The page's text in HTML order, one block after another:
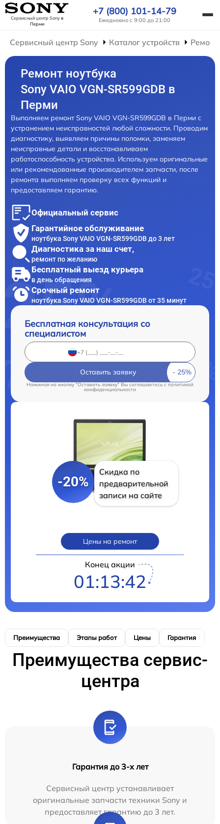
Сервисный центр Sonyв
Перми
+7 (800) 101-14-79
Ежедневно с 9:00 до 21:00
Сервисный центр Sony Каталог устройств
Ремонт ноутбука
Sony VAIO VGN-SR599GDB в
Перми
Выполняем ремонт Sony VAIO VGN-SR599GDB в Перми с
устранением неисправностей любой сложности. Проводим
диагностику, выявляем причины поломки, заменяем
неисправные детали и восстанавливаем
работоспособность устройства. Используем оригинальные
или рекомендованные производителем запчасти, после
ремонта выполняем проверку всех функций и
предоставляем гарантию.
Официальный сервис
Гарантийное обслуживание
ноутбука Sony VAIO VGN-SR599GDB до 3 лет
Диагностика за наш счет,
ремонт по желанию
Бесплатный выезд курьера
в день обращения
Срочный ремонт
ноутбука Sony VAIO VGN-SR599GDB от 35 минут
Бесплатная консультация со
специалистом
Оставить заявку
Нажимая на кнопку "Оставить заявку" Вы соглашаетесь c политикой
конфиденциальности
-20%
Скидка по
предварительной
записи на сайте
Цены на ремонт
Конец акции
01:13:41
Преимущества Этапы работ Цены Гарантия
Преимущества сервис-
центра
Гарантия до 3-х лет
Сервисный центр устанавливает
оригинальные запчасти техники Sony и
предоставляет гарантию до 3 лет.